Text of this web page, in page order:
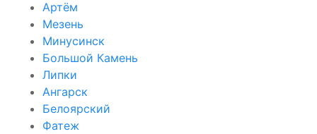
Артём
Мезень
Минусинск
Большой Камень
Липки
Ангарск
Белоярский
Фатеж